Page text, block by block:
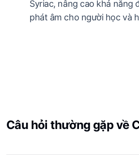
Syriac, nâng cao khả năng
phát âm cho người học và
Câu hỏi thường gặp về